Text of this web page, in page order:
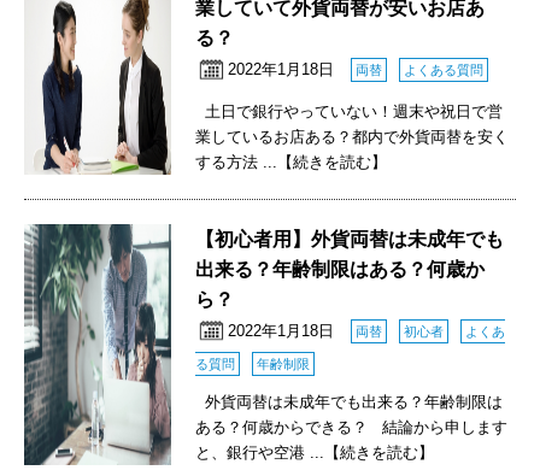
業していて外貨両替が安いお店あ
る？
2022年1月18日 両替 よくある質問
土日で銀行やっていない！週末や祝日で営
業しているお店ある？都内で外貨両替を安く
する方法
...【続きを読む】
【初心者用】外貨両替は未成年でも
出来る？年齢制限はある？何歳か
ら？
2022年1月18日 両替 初心者 よくあ
る質問 年齢制限
外貨両替は未成年でも出来る？年齢制限は
ある？何歳からできる？ 結論から申します
と、銀行や空港 ...【続きを読む】